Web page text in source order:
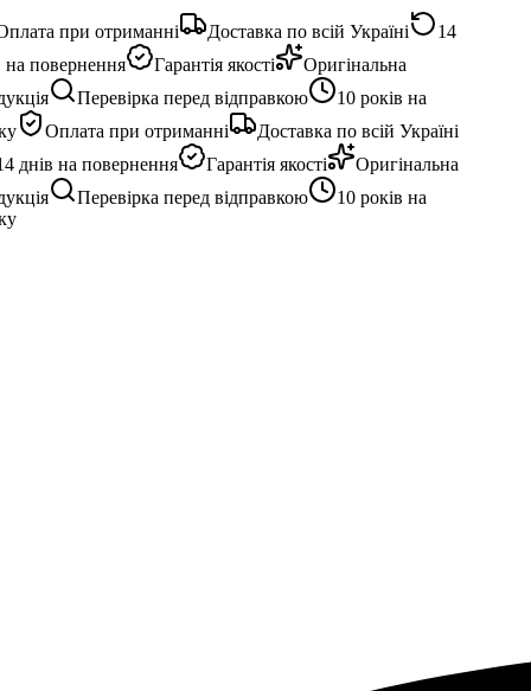
при отриманні Доставка по всій Україні
14
повернення
Гарантія якості
Оригінальна
Перевірка перед відправкою
10 років на
Оплата при отриманні
Доставка по всій Україні
днів на повернення
Гарантія якості
Оригінальна
Перевірка перед відправкою
10 років на